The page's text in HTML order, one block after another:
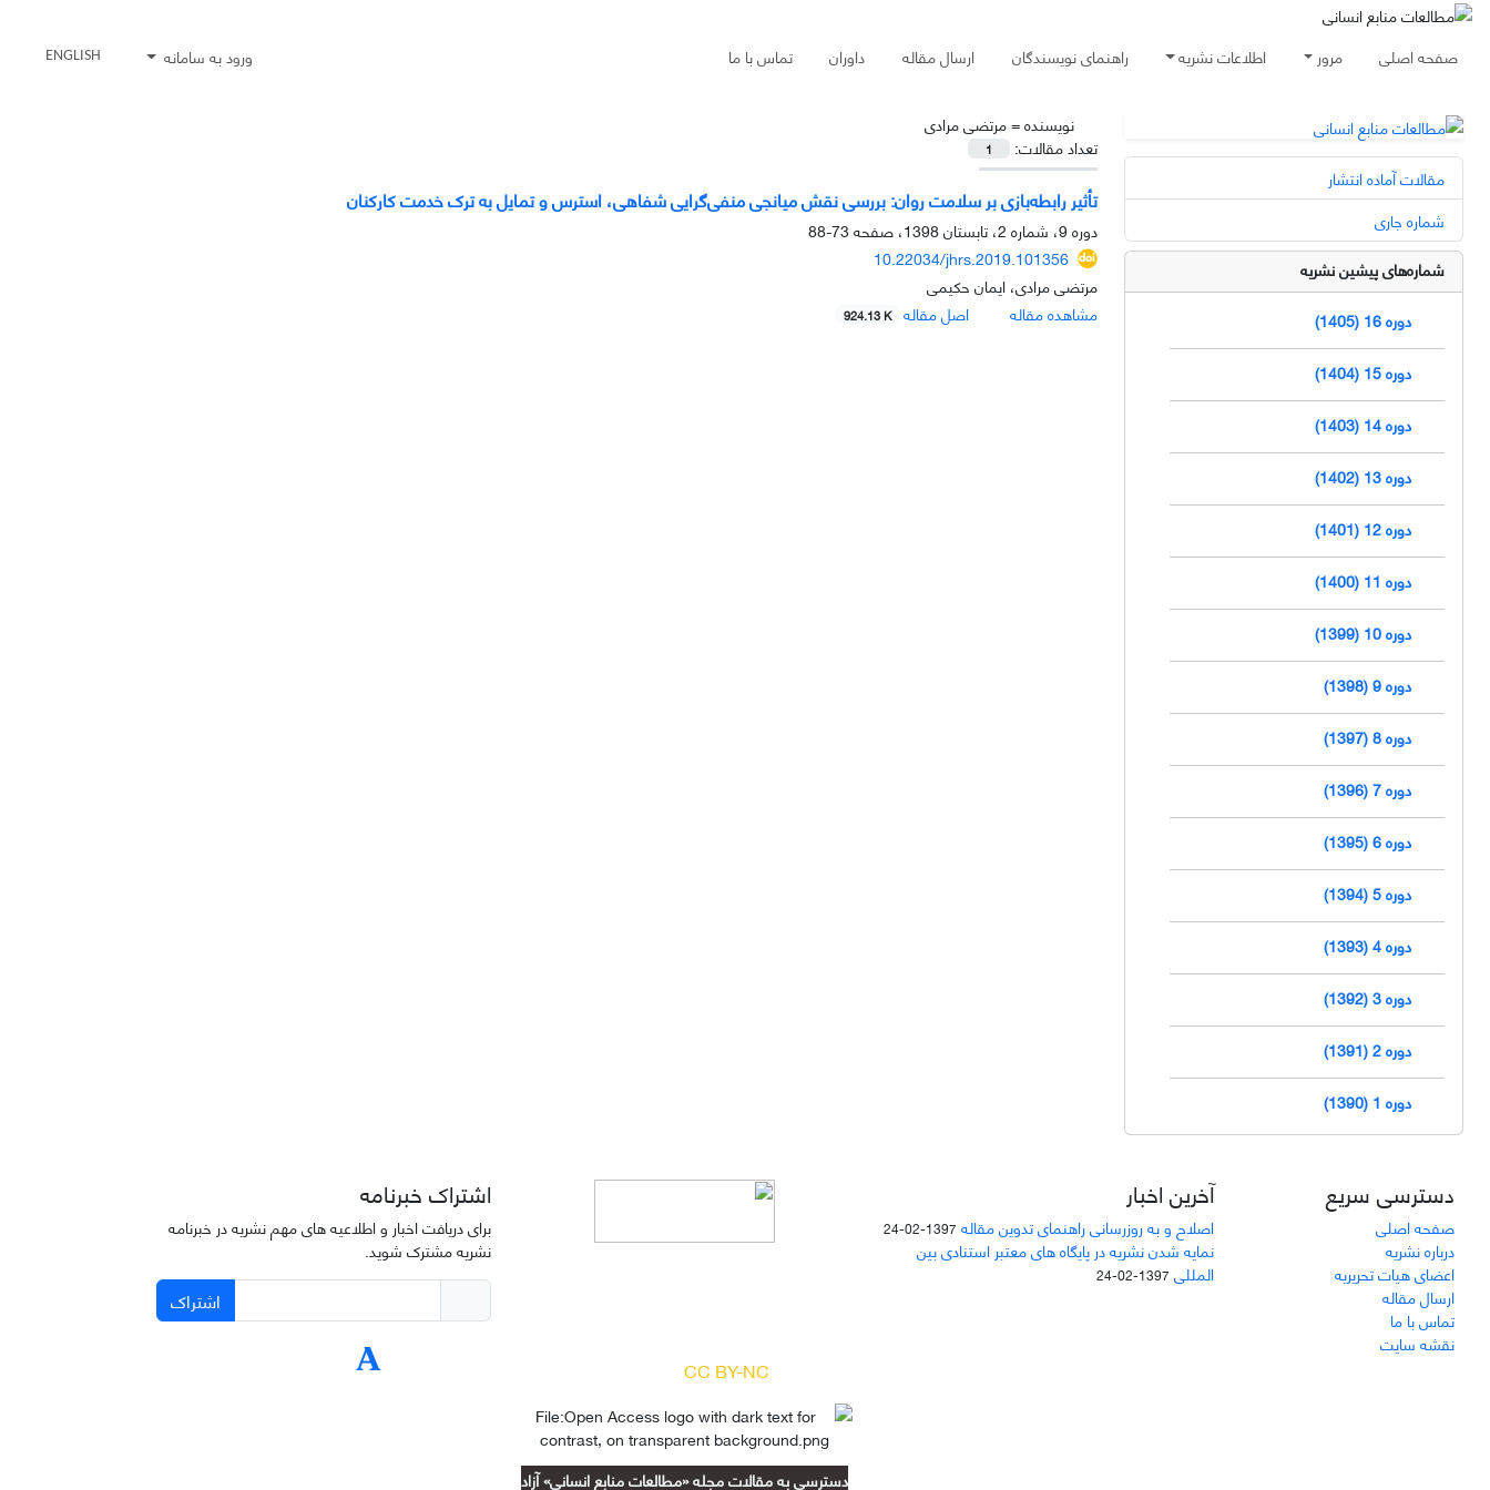
صفحه اصلی مرور اطلاعات نشریه راهنمای نویسندگان ارسال مقاله داوران تماس با ما ورود به سامانه ENGLISH
نویسنده =مرتضی مرادی
تعداد مقالات:
1
تأثیر رابطه‌بازی بر سلامت روان: بررسی نقش میانجی منفی‌گرایی شفاهی، استرس و تمایل به ترک خدمت کارکنان
دوره 9، شماره 2، تابستان 1398، صفحه
73-88
10.22034/jhrs.2019.101356
مرتضی مرادی، ایمان حکیمی
مشاهده مقاله
اصل مقاله 924.13 K
مقالات آماده انتشار
شماره جاری
شماره‌های پیشین نشریه
دوره 16 (1405)
دوره 15 (1404)
دوره 14 (1403)
دوره 13 (1402)
دوره 12 (1401)
دوره 11 (1400)
دوره 10 (1399)
دوره 9 (1398)
دوره 8 (1397)
دوره 7 (1396)
دوره 6 (1395)
دوره 5 (1394)
دوره 4 (1393)
دوره 3 (1392)
دوره 2 (1391)
دوره 1 (1390)
دسترسی سریع
صفحه اصلی
درباره نشریه
اعضای هیات تحریریه
ارسال مقاله
تماس با ما
نقشه سایت
آخرین اخبار
اصلاح و به روزرسانی راهنمای تدوین مقاله 1397-02-24
نمایه شدن نشریه در پایگاه های معتبر استنادی بین
المللی 1397-02-24
CC BY-NC
دسترسی به مقالات مجله «مطالعات منابع انسانی» آزاد
اشتراک خبرنامه
برای دریافت اخبار و اطلاعیه های مهم نشریه در خبرنامه
نشریه مشترک شوید.
اشتراک